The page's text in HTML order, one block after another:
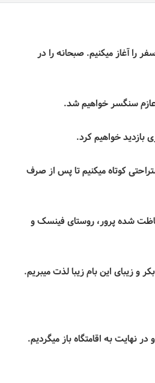
را آغاز میکنیم. صبحانه را در
سنگسر خواهیم شد.
خواهیم کرد.
کوتاه میکنیم تا پس از صرف
شده پرور، روستای فینسک و
و زیبای این بام زیبا لذت میبریم.
نهایت به اقامتگاه باز میگردیم.